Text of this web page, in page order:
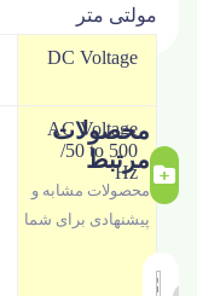
مولتی متر
DC Voltage
AC Voltage
/50 to 500
Hz
محصولات
مرتبط
محصولات مشابه و
پیشنهادی برای شما